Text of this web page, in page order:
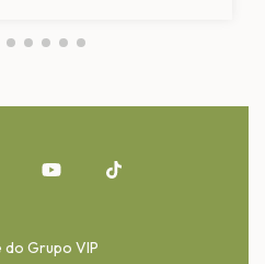
do Grupo VIP